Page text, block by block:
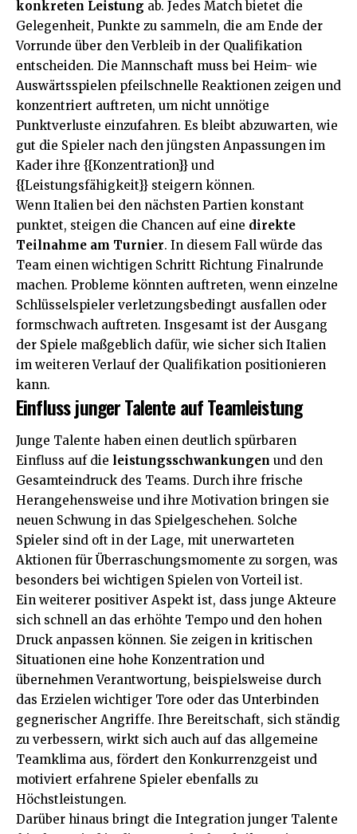
konkreten Leistung ab. Jedes Match bietet die
Gelegenheit, Punkte zu sammeln, die am Ende der
Vorrunde über den Verbleib in der Qualifikation
entscheiden. Die Mannschaft muss bei Heim- wie
Auswärtsspielen pfeilschnelle Reaktionen zeigen und
konzentriert auftreten, um nicht unnötige
Punktverluste einzufahren. Es bleibt abzuwarten, wie
gut die Spieler nach den jüngsten Anpassungen im
Kader ihre {{Konzentration}} und
{{Leistungsfähigkeit}} steigern können.
Wenn Italien bei den nächsten Partien konstant
punktet, steigen die Chancen auf eine direkte
Teilnahme am Turnier. In diesem Fall würde das
Team einen wichtigen Schritt Richtung Finalrunde
machen. Probleme könnten auftreten, wenn einzelne
Schlüsselspieler verletzungsbedingt ausfallen oder
formschwach auftreten. Insgesamt ist der Ausgang
der Spiele maßgeblich dafür, wie sicher sich Italien
im weiteren Verlauf der Qualifikation positionieren
kann.
Einfluss junger Talente auf Teamleistung
Junge Talente haben einen deutlich spürbaren
Einfluss auf die leistungsschwankungen und den
Gesamteindruck des Teams. Durch ihre frische
Herangehensweise und ihre Motivation bringen sie
neuen Schwung in das Spielgeschehen. Solche
Spieler sind oft in der Lage, mit unerwarteten
Aktionen für Überraschungsmomente zu sorgen, was
besonders bei wichtigen Spielen von Vorteil ist.
Ein weiterer positiver Aspekt ist, dass junge Akteure
sich schnell an das erhöhte Tempo und den hohen
Druck anpassen können. Sie zeigen in kritischen
Situationen eine hohe Konzentration und
übernehmen Verantwortung, beispielsweise durch
das Erzielen wichtiger Tore oder das Unterbinden
gegnerischer Angriffe. Ihre Bereitschaft, sich ständig
zu verbessern, wirkt sich auch auf das allgemeine
Teamklima aus, fördert den Konkurrenzgeist und
motiviert erfahrene Spieler ebenfalls zu
Höchstleistungen.
Darüber hinaus bringt die Integration junger Talente